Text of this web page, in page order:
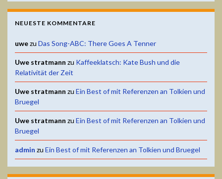
NEUESTE KOMMENTARE
uwezu Das Song-ABC: There Goes A Tenner
Uwe stratmann zu Kaffeeklatsch: Kate Bush und die
Relativität der Zeit
Uwe stratmann zu Ein Best of mit Referenzen an Tolkien und
Bruegel
Uwe stratmann zu Ein Best of mit Referenzen an Tolkien und
Bruegel
admin zu Ein Best of mit Referenzen an Tolkien und Bruegel